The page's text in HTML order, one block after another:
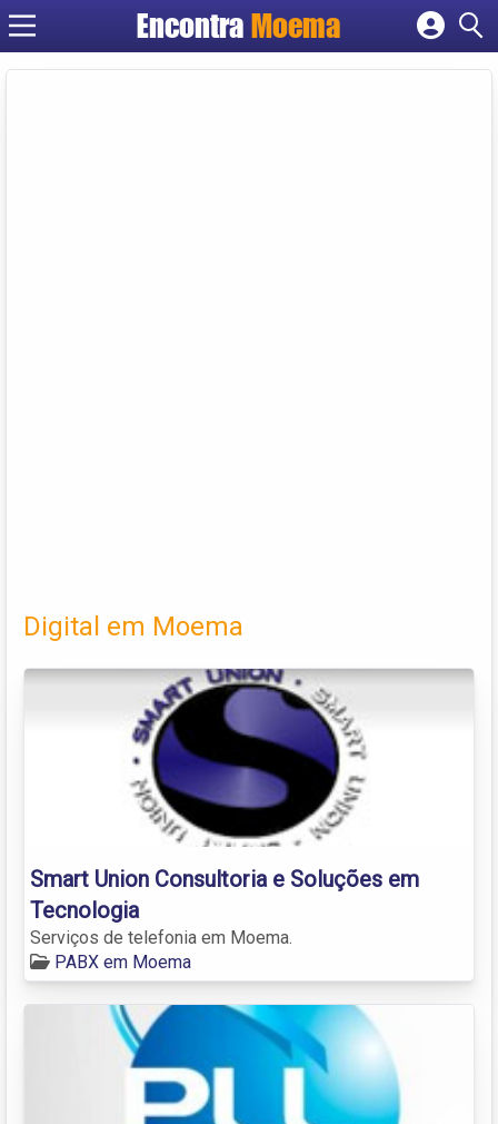
Encontra Moema
Digital em Moema
Smart Union Consultoria e Soluções em
Tecnologia
Serviços de telefonia em Moema.
PABX em Moema